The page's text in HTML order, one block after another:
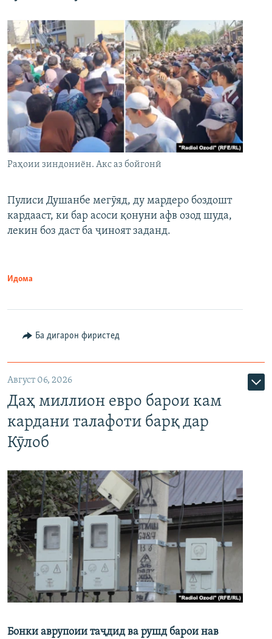
Раҳоии зиндониён. Акс аз бойгонӣ
Пулиси Душанбе мегӯяд, ду мардеро боздошт
кардааст, ки бар асоси қонуни афв озод шуда,
лекин боз даст ба ҷиноят заданд.
Идома
Ба дигарон фиристед
Август 06, 2026
Даҳ миллион евро барои кам
кардани талафоти барқ дар
Кӯлоб
Бонки аврупоии таҷдид ва рушд барои нав